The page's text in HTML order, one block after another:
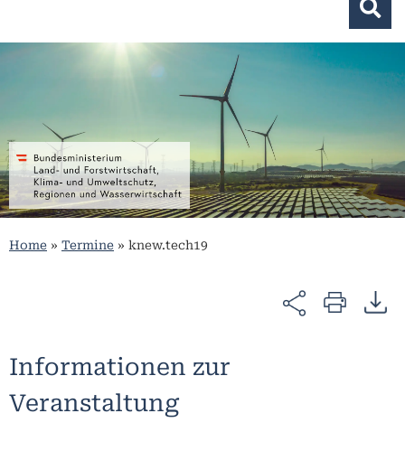
Home » Termine » knew.tech19
Informationen zur
Veranstaltung